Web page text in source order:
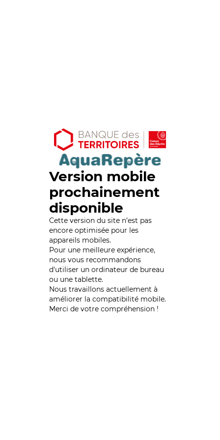
Version mobile
prochainement
disponible
Cette version du site n’est pas
encore optimisée pour les
appareils mobiles.
Pour une meilleure expérience,
nous vous recommandons
d'utiliser un ordinateur de bureau
ou une tablette.
Nous travaillons actuellement à
améliorer la compatibilité mobile.
Merci de votre compréhension !